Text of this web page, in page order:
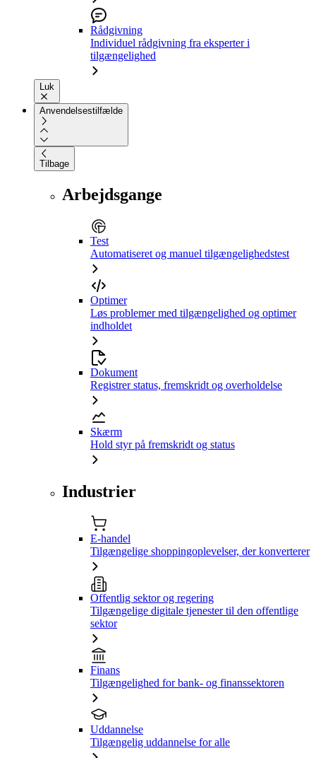
Rådgivning
Individuel rådgivning fra eksperter i
tilgængelighed
Luk
Anvendelsestilfælde
Tilbage
Arbejdsgange
Test
Automatiseret og manuel tilgængelighedstest
Optimer
Løs problemer med tilgængelighed og optimer
indholdet
Dokument
Registrer status, fremskridt og overholdelse
Skærm
Hold styr på fremskridt og status
Industrier
E-handel
Tilgængelige shoppingoplevelser, der konverterer
Offentlig sektor og regering
Tilgængelige digitale tjenester til den offentlige
sektor
Finans
Tilgængelighed for bank- og finanssektoren
Uddannelse
Tilgængelig uddannelse for alle